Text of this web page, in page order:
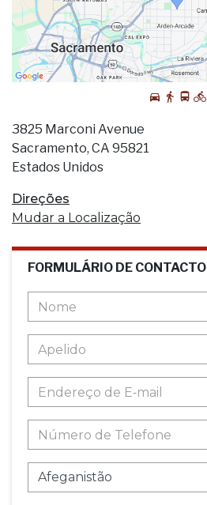
3825 Marconi Avenue
Sacramento, CA 95821
Estados Unidos
Direções
Mudar a Localização
FORMULÁRIO DE CONTACTO